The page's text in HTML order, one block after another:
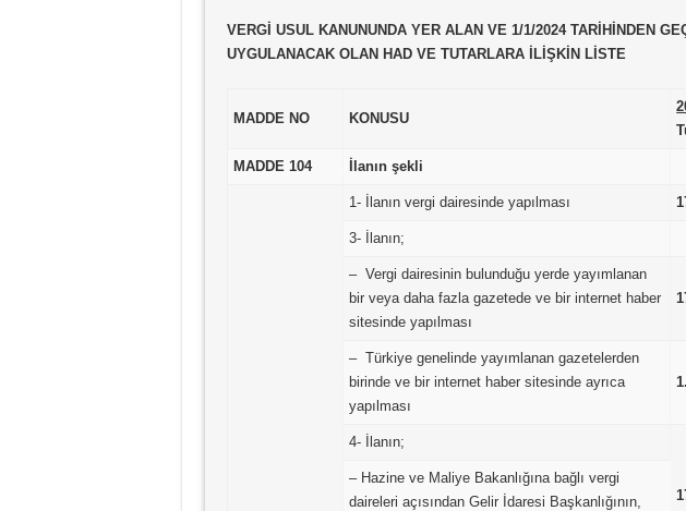
VERGİ USUL KANUNUNDA YER ALAN VE 1/1/2024 TARİHİNDEN
UYGULANACAK OLAN HAD VE TUTARLARA İLİŞKİN LİSTE
MADDE NO KONUSU
MADDE 104 İlanın şekli
1- İlanın vergi dairesinde yapılması
3- İlanın;
– Vergi dairesinin bulunduğu yerde yayımlanan
bir veya daha fazla gazetede ve bir internet haber
sitesinde yapılması
– Türkiye genelinde yayımlanan gazetelerden
birinde ve bir internet haber sitesinde ayrıca
yapılması
4- İlanın;
– Hazine ve Maliye Bakanlığına bağlı vergi
daireleri açısından Gelir İdaresi Başkanlığının,